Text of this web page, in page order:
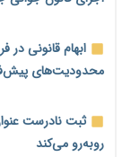
احتمال اختلال ۲۴ ساعته در سامانه‌های تأمین اجتماعی
آغاز اجرای
محدودیت تازه
ابهام قانونی در
محدودیت‌های
ثبت نادرست
روبه‌رو می‌کند